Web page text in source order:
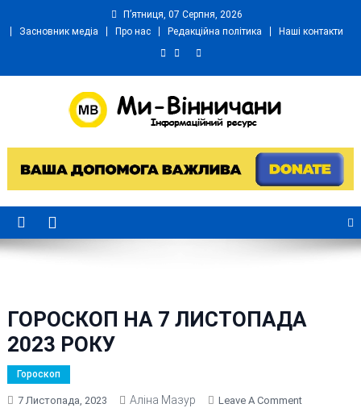
П’ятниця, 07 Серпня, 2026
Засновник медіа
Про нас Редакційна політика Наші контакти
Ми Вінничани
ГОРОСКОП НА 7 ЛИСТОПАДА
2023 РОКУ
Гороскоп
7 Листопада, 2023 Аліна Мазур Leave A CommentOn